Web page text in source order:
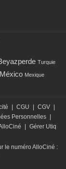
Turquie
Mexique
CGU CGV
Personnelles
Gérer Utiq
le numéro AlloCiné :